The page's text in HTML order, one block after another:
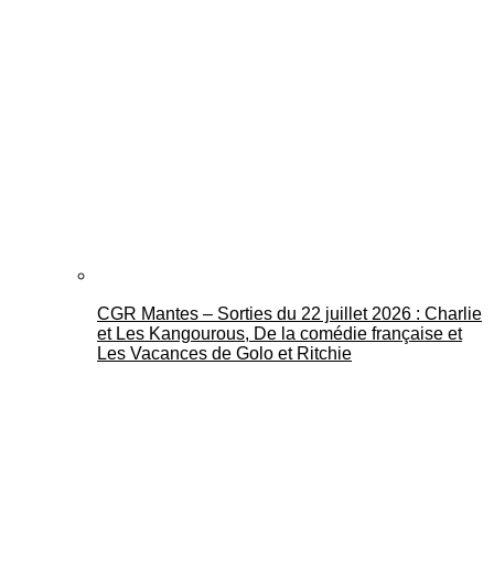
CGR Mantes – Sorties du 22 juillet 2026 : Charlie
et Les Kangourous, De la comédie française et
Les Vacances de Golo et Ritchie